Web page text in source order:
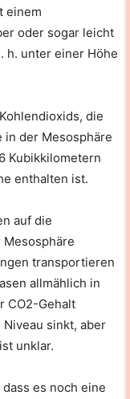
einem
oder sogar leicht
h. unter einer Höhe
die
in der Mesosphäre
Kubikkilometern
enthalten ist.
auf die
transportieren
allmählich in
CO2-Gehalt
sinkt, aber
unklar.
es noch eine